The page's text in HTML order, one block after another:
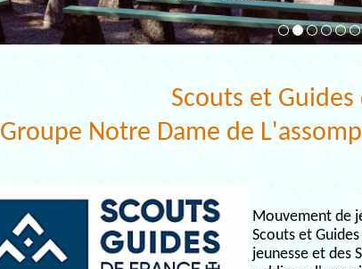
Scouts et Guides
Groupe Notre Dame de
Mouvement de
Scouts et
jeunesse et des